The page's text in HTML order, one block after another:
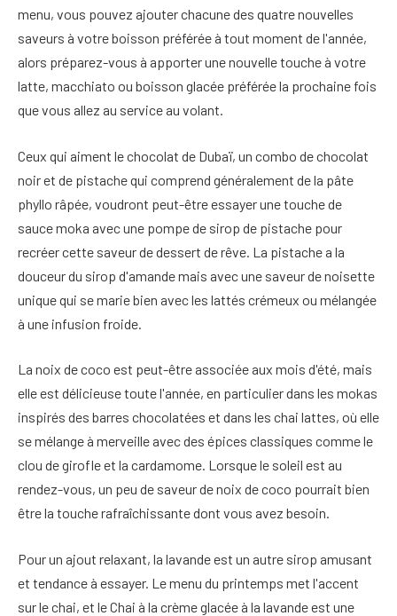
menu, vous pouvez ajouter chacune des quatre nouvelles
saveurs à votre boisson préférée à tout moment de l'année,
alors préparez-vous à apporter une nouvelle touche à votre
latte, macchiato ou boisson glacée préférée la prochaine fois
que vous allez au service au volant.
Ceux qui aiment le chocolat de Dubaï, un combo de chocolat
noir et de pistache qui comprend généralement de la pâte
phyllo râpée, voudront peut-être essayer une touche de
sauce moka avec une pompe de sirop de pistache pour
recréer cette saveur de dessert de rêve. La pistache a la
douceur du sirop d'amande mais avec une saveur de noisette
unique qui se marie bien avec les lattés crémeux ou mélangée
à une infusion froide.
La noix de coco est peut-être associée aux mois d'été, mais
elle est délicieuse toute l'année, en particulier dans les mokas
inspirés des barres chocolatées et dans les chai lattes, où elle
se mélange à merveille avec des épices classiques comme le
clou de girofle et la cardamome. Lorsque le soleil est au
rendez-vous, un peu de saveur de noix de coco pourrait bien
être la touche rafraîchissante dont vous avez besoin.
Pour un ajout relaxant, la lavande est un autre sirop amusant
et tendance à essayer. Le menu du printemps met l'accent
sur le chai, et le Chai à la crème glacée à la lavande est une